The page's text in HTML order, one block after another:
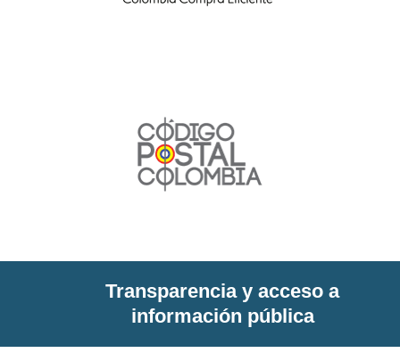
Transparencia y acceso a
información pública